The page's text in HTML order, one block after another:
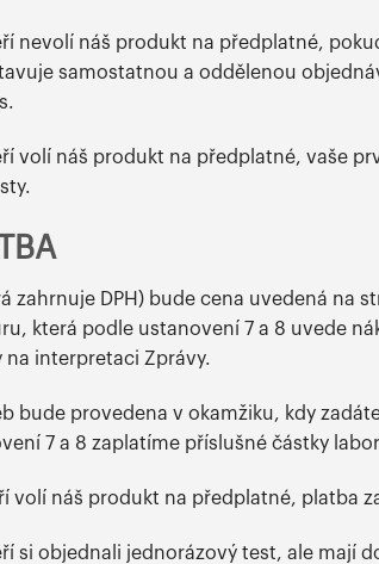
nevolí náš produkt na předplatné,
samostatnou a oddělenou
volí náš produkt na předplatné, vaše
zahrnuje DPH) bude cena uvedená na
která podle ustanovení 7 a 8 uvede
interpretaci Zprávy.
bude provedena v okamžiku, kdy
7 a 8 zaplatíme příslušné částky
volí náš produkt na předplatné,
si objednali jednorázový test, ale